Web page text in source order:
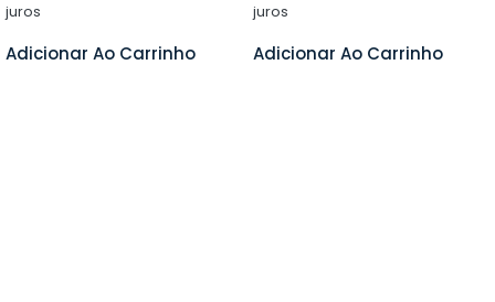
juros
Adicionar Ao Carrinho
juros
Adicionar Ao Carrinho